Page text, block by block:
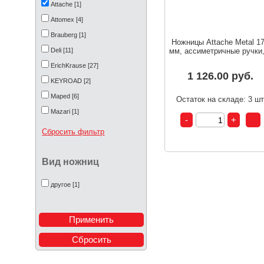
Attache [1]
Attomex [4]
Brauberg [1]
Deli [11]
ErichKrause [27]
KEYROAD [2]
Maped [6]
Mazari [1]
ЗХК [1]
Сбросить фильтр
Вид ножниц
другое [1]
Ножницы Attache Metal
мм, ассиметричные
1 126.00 руб.
Остаток на складе: 3 шт